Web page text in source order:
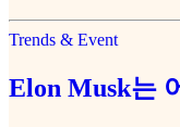
Trends & Event
Elon Musk는